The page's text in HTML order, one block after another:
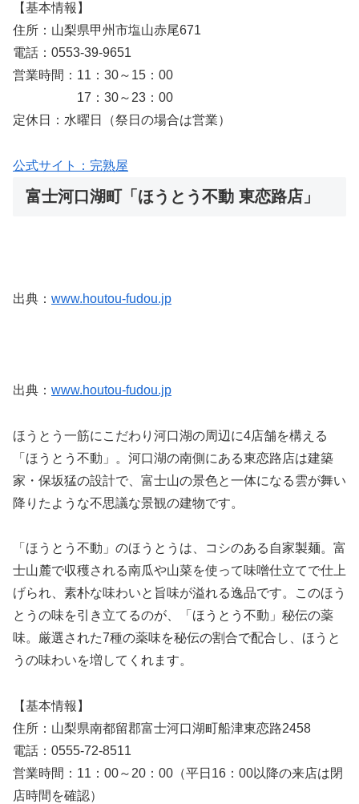
【基本情報】
住所：山梨県甲州市塩山赤尾671
電話：0553-39-9651
営業時間：11：30～15：00
17：30～23：00
定休日：水曜日（祭日の場合は営業）
公式サイト：完熟屋
富士河口湖町「ほうとう不動 東恋路店」
出典： www.houtou-fudou.jp
出典： www.houtou-fudou.jp
ほうとう一筋にこだわり河口湖の周辺に4店舗を構える
「ほうとう不動」。河口湖の南側にある東恋路店は建築
家・保坂猛の設計で、富士山の景色と一体になる雲が舞い
降りたような不思議な景観の建物です。
「ほうとう不動」のほうとうは、コシのある自家製麺。富
士山麓で収穫される南瓜や山菜を使って味噌仕立てで仕上
げられ、素朴な味わいと旨味が溢れる逸品です。このほう
とうの味を引き立てるのが、「ほうとう不動」秘伝の薬
味。厳選された7種の薬味を秘伝の割合で配合し、ほうと
うの味わいを増してくれます。
【基本情報】
住所：山梨県南都留郡富士河口湖町船津東恋路2458
電話：0555-72-8511
営業時間：11：00～20：00（平日16：00以降の来店は閉
店時間を確認）